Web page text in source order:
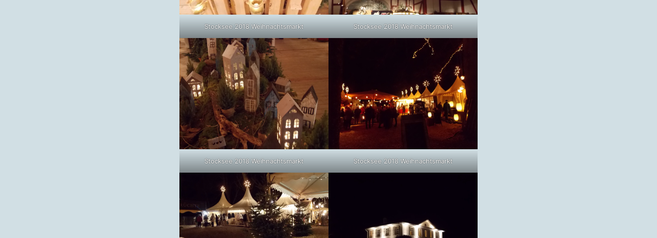
Stocksee 2018 Weihnachtsmarkt Stocksee 2018 Weihnachtsmarkt
Stocksee 2018 Weihnachtsmarkt Stocksee 2018 Weihnachtsmarkt